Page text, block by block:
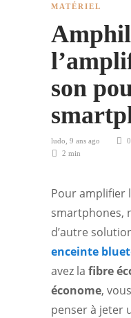
MATÉRIEL
son
ludo 9 ans ago
0
2 min
Pour amplifier
smartphones,
d’autre
enceinte
avez la fibre
économe,
penser à jeter